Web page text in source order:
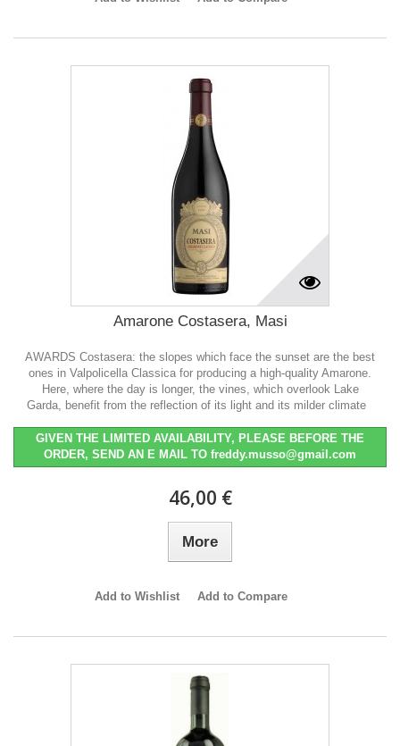
Amarone Costasera, Masi
AWARDS Costasera: the slopes which face the sunset are the best
ones in Valpolicella Classica for producing a high-quality Amarone.
Here, where the day is longer, the vines, which overlook Lake
Garda, benefit from the reflection of its light and its milder climate
GIVEN THE LIMITED AVAILABILITY, PLEASE BEFORE THE
ORDER, SEND AN E MAIL TO freddy.musso@gmail.com
46,00 €
More
Add to Wishlist Add to Compare